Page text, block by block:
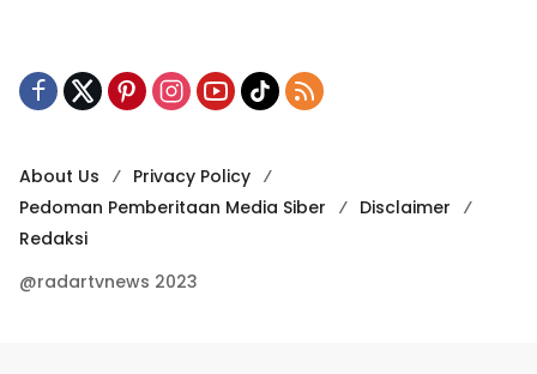
About Us
Privacy Policy
Pedoman Pemberitaan Media Siber
Disclaimer
Redaksi
@radartvnews 2023